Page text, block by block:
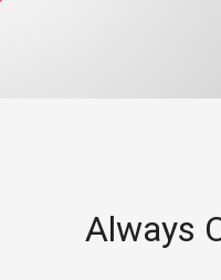
Always